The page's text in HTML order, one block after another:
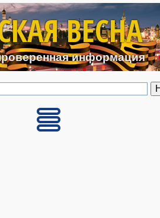
Перейти к основному
ВЕСНА
информация